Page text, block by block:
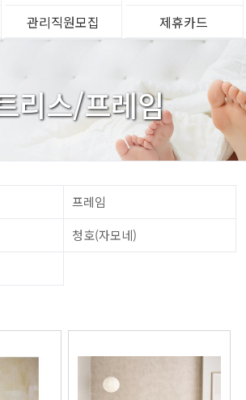
관리직원모집 제휴카드
리스/프레임
프레임
청호(자모네)